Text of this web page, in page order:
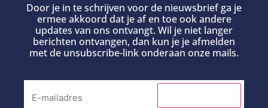
Door je in te schrijven voor de nieuwsbrief ga je
ermee akkoord dat je af en toe ook andere
updates van ons ontvangt. Wil je niet langer
berichten ontvangen, dan kun je je afmelden
met de unsubscribe-link onderaan onze mails.